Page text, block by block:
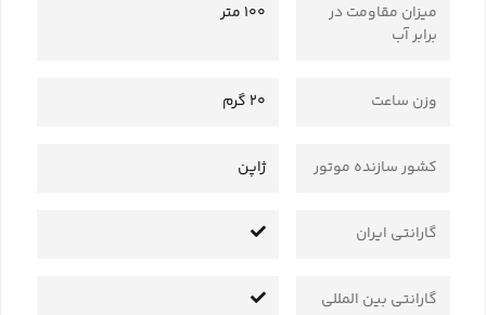
میزان مقاومت در
برابر آب
100 متر
وزن ساعت 20 گرم
کشور سازنده موتور ژاپن
گارانتی ایران
گارانتی بین المللی